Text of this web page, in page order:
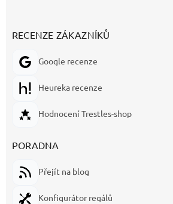
RECENZE ZÁKAZNÍKŮ
Google recenze
Heureka recenze
Hodnocení Trestles-shop
PORADNA
Přejít na blog
Konfigurátor regálů